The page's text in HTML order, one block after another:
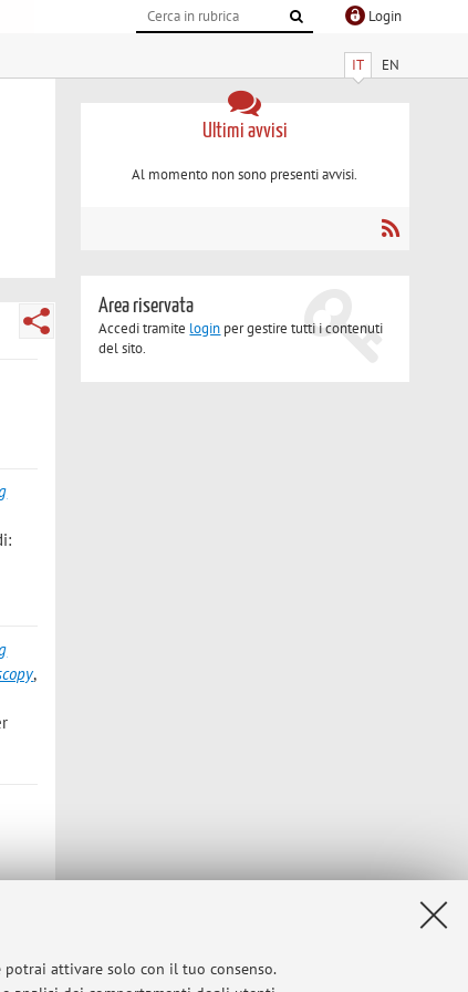
attivare solo con il tuo consenso.
Login
IT EN
,
(atti
Ultimi avvisi
Al momento non sono presenti avvisi.
Area riservata
Accedi tramite login per gestire tutti i contenuti
del sito.